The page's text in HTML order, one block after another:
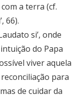
a terra (cf.
66).
si’, onde
do Papa
viver aquela
para
de cuidar da